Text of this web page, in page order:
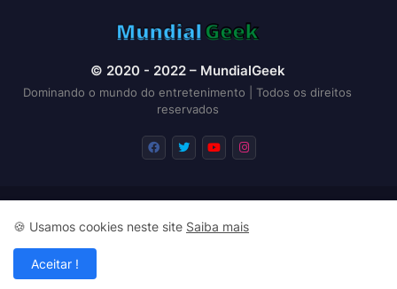
© 2020 - 2022 – MundialGeek
Dominando o mundo do entretenimento | Todos os direitos
reservados
Política de Privacidade
🍪 Usamos cookies neste site Saiba mais
Aceitar !